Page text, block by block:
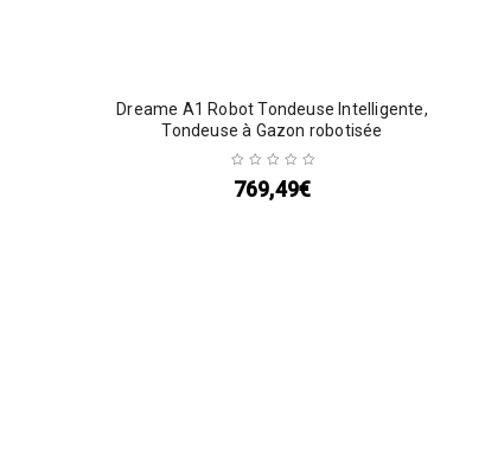
Dreame A1 Robot Tondeuse Intelligente,
Tondeuse à Gazon robotisée
769,49€